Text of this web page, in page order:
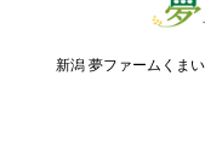
新潟 夢ファームくま